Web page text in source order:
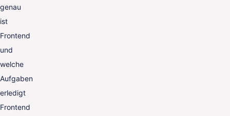
genau
ist
Frontend
und
welche
Aufgaben
erledigt
Frontend